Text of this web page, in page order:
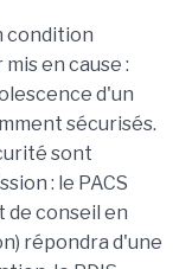
condition
en cause :
d'un
sécurisés.
sont
: le PACS
conseil en
répondra d'une